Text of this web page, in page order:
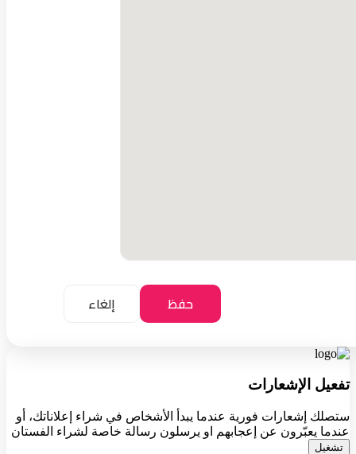
حفظ إلغاء
تفعيل الإشعارات
ستصلك إشعارات فورية عندما يبدأ الأشخاص في شراء إعلاناتك، أو
عندما يعبّرون عن إعجابهم او يرسلون رسالة خاصة لشراء الفستان
تشغيل